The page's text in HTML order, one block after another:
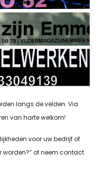
langs de velden. Via
van harte welkom!
voor uw bedrijf of
worden?” of neem contact